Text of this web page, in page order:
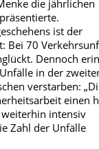
die jährlichen
ist der
Bei 70
Dennoch
in der
verstarben:
einen
intensiv
Zahl der Unfälle